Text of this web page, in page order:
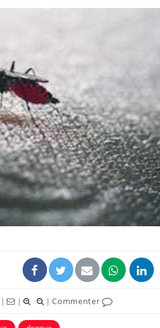
| | |Commenter
Mon enfant est-il trop
sensible ou simplement
très empathique ?
Bébés, jeunes enfants :
quelle trousse à
pharmacie pour les
vacances ?
Syndrome métabolique :